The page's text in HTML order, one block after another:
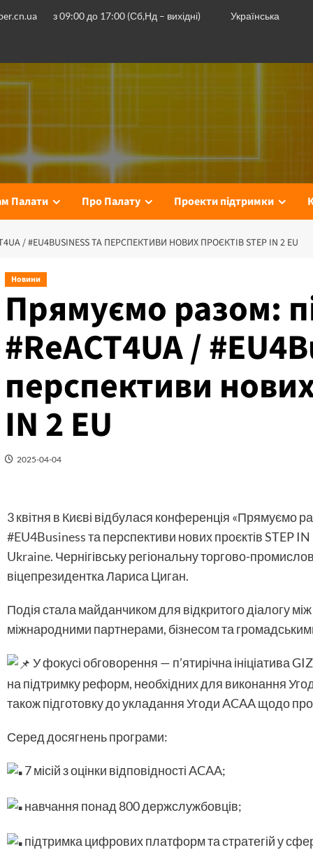
з 09:00 до 17:00 (Сб,Нд – вихідні) Українська
Палати Про Палату Проекти підтримки
/ #EU4BUSINESS ТА ПЕРСПЕКТИВИ НОВИХ ПРОЄКТІВ STEP IN 2 EU
Новини
Прямуємо разом:
#ReACT4UA /
перспективи
IN 2 EU
2025-04-04
3 квітня в Києві відбулася конференція «Прямуємо
#EU4Businessта перспективи нових проєктів STEP
Ukraine. Чернігівську регіональну торгово-
віцепрезидентка Лариса Циган.
Подія стала майданчиком для відкритого діалогу
міжнародними партнерами, бізнесом та
У фокусі обговорення — п’ятирічна ініціатива
на підтримку реформ, необхідних для виконання
також підготовку до укладання Угоди ACAA щодо
Серед досягнень програми:
7 місій з оцінки відповідності ACAA;
навчання понад 800 держслужбовців;
підтримка цифрових платформ та стратегій у